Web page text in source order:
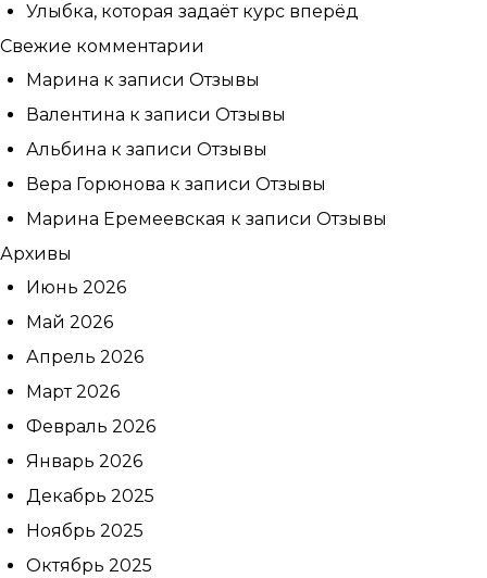
политику
Улыбка, которая задаёт курс вперёд
Свежие комментарии
Марина к записи Отзывы
Валентина к записи Отзывы
Альбина к записи Отзывы
Вера Горюнова к записи Отзывы
Марина Еремеевская к записи Отзывы
Архивы
Июнь 2026
Май 2026
Апрель 2026
Март 2026
Февраль 2026
Январь 2026
Декабрь 2025
Ноябрь 2025
Октябрь 2025